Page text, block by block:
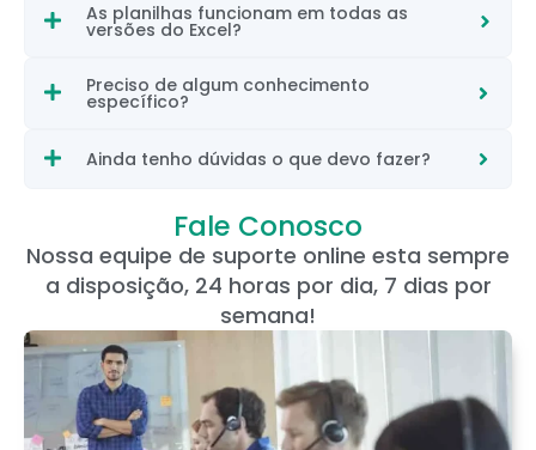
As planilhas funcionam em todas as
versões do Excel?
Preciso de algum conhecimento
específico?
Ainda tenho dúvidas o que devo fazer?
Fale Conosco
Nossa equipe de suporte online esta sempre
a disposição, 24 horas por dia, 7 dias por
semana!